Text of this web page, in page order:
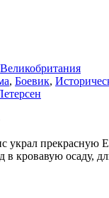
Великобритания
, Боевик,
украл прекрасную
в кровавую осаду,